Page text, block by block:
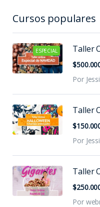
Cursos populares
ESPECIAL Taller
Por
Taller
Por
Taller
Por